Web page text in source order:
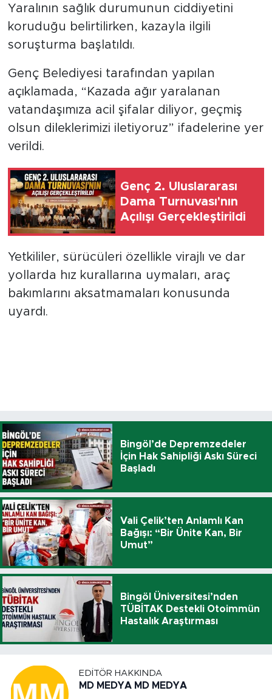
Yaralının sağlık durumunun ciddiyetini
koruduğu belirtilirken, kazayla ilgili
soruşturma başlatıldı.
Genç Belediyesi tarafından yapılan
açıklamada, “Kazada ağır yaralanan
vatandaşımıza acil şifalar diliyor, geçmiş
olsun dileklerimizi iletiyoruz” ifadelerine yer
verildi.
Genç 2. Uluslararası
Dama Turnuvası'nın
Açılışı Gerçekleştirildi
Yetkililer, sürücüleri özellikle virajlı ve dar
yollarda hız kurallarına uymaları, araç
bakımlarını aksatmamaları konusunda
uyardı.
Bingöl’de Depremzedeler
İçin Hak Sahipliği Askı Süreci
Başladı
Vali Çelik’ten Anlamlı Kan
Bağışı: “Bir Ünite Kan, Bir
Umut”
Bingöl Üniversitesi’nden
TÜBİTAK Destekli Otoimmün
Hastalık Araştırması
EDITÖR HAKKINDA
MD MEDYA MD MEDYA